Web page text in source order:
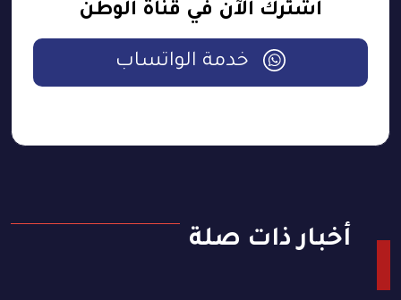
اشترك الآن في قناة الوطن
خدمة الواتساب
أخبار ذات صلة